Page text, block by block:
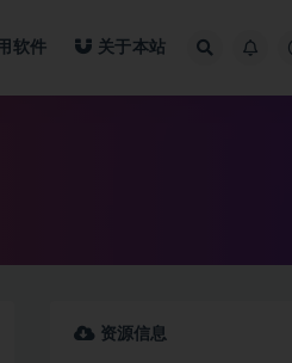
软件 关于本站
资源信息